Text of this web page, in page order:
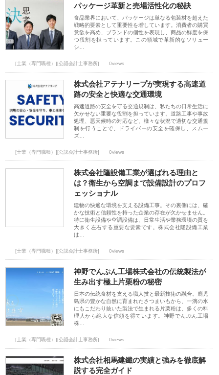
パッケージ革新と売場活性化の秘訣
食品業界において、パッケージは単なる包装材を超えた
戦略的要素として重要性を増しています。消費者の購買
意欲を高め、ブランドの個性を表現し、商品の鮮度を保
つ役割を担っています。この領域で革新的なソリュー
シ…
[士業（専門職種）][公認会計士事務所] 0views
株式会社アテナリープが実現する高速道
路の安全と快適な交通環境
高速道路の安全を守る交通規制は、私たちの日常生活に
欠かせない重要な役割を担っています。道路工事や事故
処理、悪天候時の対応など、様々な状況で適切な交通規
制を行うことで、ドライバーの安全を確保し、スムー
ズ…
[士業（専門職種）][公認会計士事務所] 0views
株式会社隆設備工業が選ばれる理由と
は？衛生から空調まで設備設計のプロフ
ェッショナル
建物の快適な環境を支える設備工事。その裏側には、確
かな技術と信頼性を持った企業の存在が欠かせません。
特に衛生設備や空調設備は、日常生活や業務環境の質を
大きく左右する重要な要素です。株式会社隆設備工業
は…
[士業（専門職種）][公認会計士事務所] 0views
神野でんぷん工場株式会社の伝統製法が
生み出す極上片栗粉の秘密
日本の伝統食材を支える職人技と最新技術の融合。鹿児
島県の豊かな自然に育まれたさつまいもから、一滴の水
にもこだわり抜いた製法で生まれる片栗粉は、多くの料
理人から絶大な信頼を得ています。神野でんぷん工場
株…
[士業（専門職種）][公認会計士事務所] 0views
株式会社相馬建鐵の実績と強みを徹底解
説する完全ガイド